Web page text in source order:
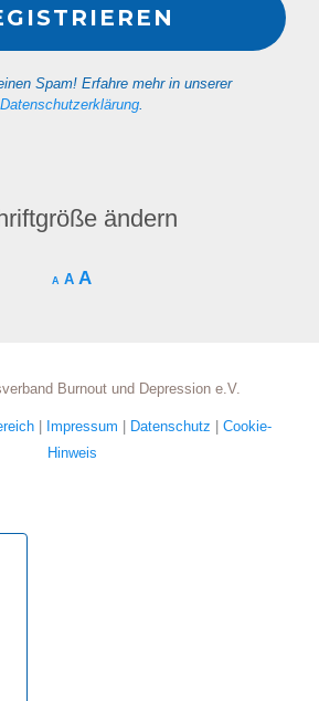
Spam! Erfahre mehr in unserer
Datenschutzerklärung.
ändern
A A A
Burnout und Depression e.V.
Impressum Datenschutz
Cookie-
Hinweis